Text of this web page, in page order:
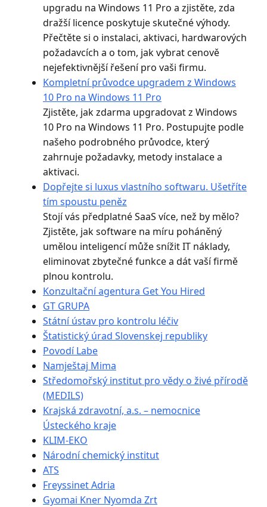
upgradu na Windows 11 Pro a zjistěte, zda
dražší licence poskytuje skutečné výhody.
Přečtěte si o instalaci, aktivaci, hardwarových
požadavcích a o tom, jak vybrat cenově
nejefektivnější řešení pro vaši firmu.
Kompletní průvodce upgradem z Windows
10 Pro na Windows 11 Pro
Zjistěte, jak zdarma upgradovat z Windows
10 Pro na Windows 11 Pro. Postupujte podle
našeho podrobného průvodce, který
zahrnuje požadavky, metody instalace a
aktivaci.
Dopřejte si luxus vlastního softwaru. Ušetříte
tím spoustu peněz
Stojí vás předplatné SaaS více, než by mělo?
Zjistěte, jak software na míru poháněný
umělou inteligencí může snížit IT náklady,
eliminovat zbytečné funkce a dát vaší firmě
plnou kontrolu.
Konzultační agentura Get You Hired
GT GRUPA
Státní ústav pro kontrolu léčiv
Štatistický úrad Slovenskej republiky
Povodí Labe
Namještaj Mima
Středomořský institut pro vědy o živé přírodě
(MEDILS)
Krajská zdravotní, a.s. – nemocnice
Ústeckého kraje
KLIM-EKO
Národní chemický institut
ATS
Freyssinet Adria
Gyomai Kner Nyomda Zrt